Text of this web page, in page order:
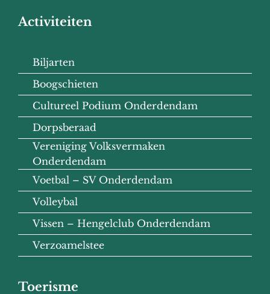
Activiteiten
Biljarten
Boogschieten
Cultureel Podium Onderdendam
Dorpsberaad
Vereniging Volksvermaken
Onderdendam
Voetbal – SV Onderdendam
Volleybal
Vissen – Hengelclub Onderdendam
Verzoamelstee
Toerisme